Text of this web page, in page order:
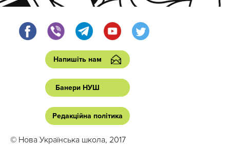
Напишіть нам
Банери НУШ
Редакційна політика
© Нова Українська школа, 2017